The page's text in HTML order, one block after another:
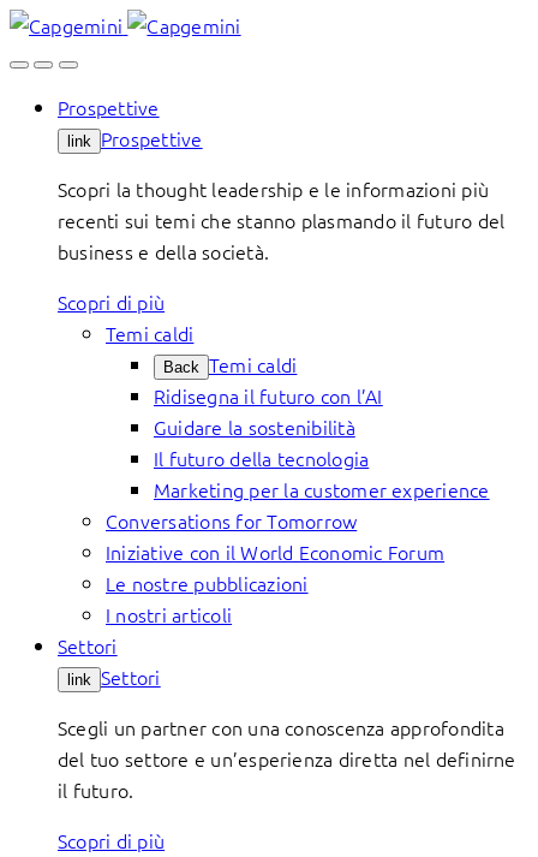
Skip
to
Prospettive
link Prospettive
Scopri la thought leadership e le informazioni più
recenti sui temi che stanno plasmando il futuro del
business e della società.
Scopri di più
Temi caldi
Back Temi caldi
Ridisegna il futuro con l’AI
Guidare la sostenibilità
Il futuro della tecnologia
Marketing per la customer experience
Conversations for Tomorrow
Iniziative con il World Economic Forum
Le nostre pubblicazioni
I nostri articoli
Settori
link Settori
Scegli un partner con una conoscenza approfondita
del tuo settore e un’esperienza diretta nel definirne
il futuro.
Scopri di più